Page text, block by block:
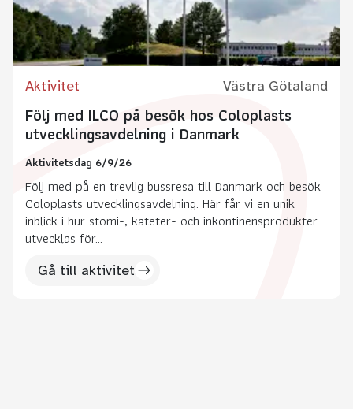
Aktivitet Västra Götaland
Följ med ILCO på besök hos Coloplasts
utvecklingsavdelning i Danmark
Aktivitetsdag 6/9/26
Följ med på en trevlig bussresa till Danmark och besök
Coloplasts utvecklingsavdelning. Här får vi en unik
inblick i hur stomi-, kateter- och inkontinensprodukter
utvecklas för...
Gå till aktivitet